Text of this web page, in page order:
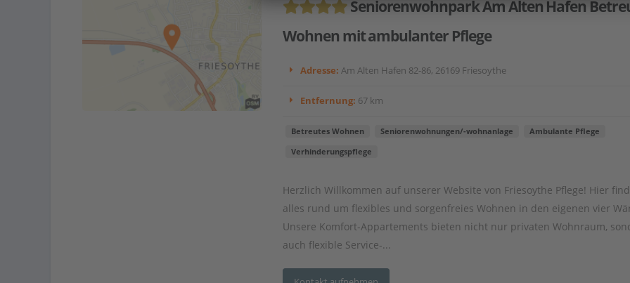
Seniorenwohnpark Am Alten Hafen
Wohnen mit ambulanter Pflege
Adresse: Am Alten Hafen 82-86, 26169 Friesoythe
Entfernung: 67 km
Betreutes Wohnen Seniorenwohnungen/-wohnanlage Ambulante Pflege
Verhinderungspflege
Herzlich Willkommen auf unserer Website von Friesoythe Pflege! Hier
alles rund um flexibles und sorgenfreies Wohnen in den eigenen vier
Unsere Komfort-Appartements bieten nicht nur privaten Wohnraum,
auch flexible Service-...